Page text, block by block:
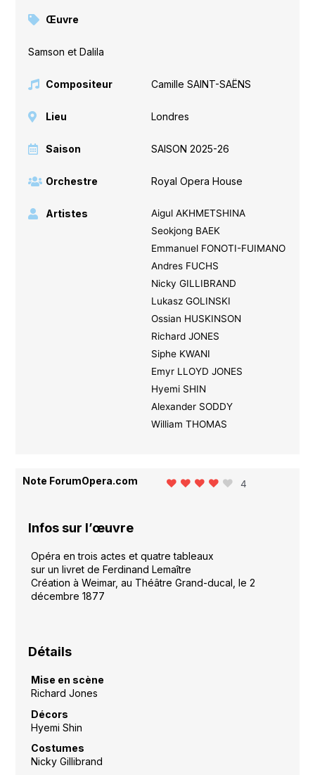
Œuvre
Samson et Dalila
Compositeur Camille SAINT-SAËNS
Lieu Londres
Saison SAISON 2025-26
Orchestre Royal Opera House
Artistes
Aigul AKHMETSHINA
Seokjong BAEK
Emmanuel FONOTI-FUIMANO
Andres FUCHS
Nicky GILLIBRAND
Lukasz GOLINSKI
Ossian HUSKINSON
Richard JONES
Siphe KWANI
Emyr LLOYD JONES
Hyemi SHIN
Alexander SODDY
William THOMAS
Note ForumOpera.com 4
Infos sur l’œuvre
Opéra en trois actes et quatre tableaux
sur un livret de Ferdinand Lemaître
Création à Weimar, au Théâtre Grand-ducal, le 2
décembre 1877
Détails
Mise en scène
Richard Jones
Décors
Hyemi Shin
Costumes
Nicky Gillibrand